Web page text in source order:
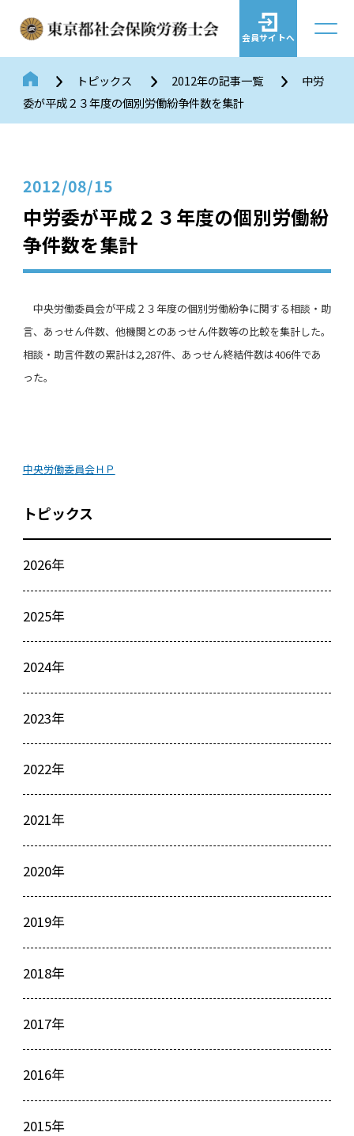
会員サイトへ
トピックス 2012年の記事一覧
中労
委が平成２３年度の個別労働紛争件数を集計
トピックス
2026年
2025年
2024年
2023年
2022年
2021年
2020年
2019年
2018年
2017年
2016年
2015年
2012/08/15
中労委が平成２３年度の個別労働紛
争件数を集計
中央労働委員会が平成２３年度の個別労働紛争に関する相談・助
言、あっせん件数、他機関とのあっせん件数等の比較を集計した。
相談・助言件数の累計は2,287件、あっせん終結件数は406件であ
った。
中央労働委員会ＨＰ